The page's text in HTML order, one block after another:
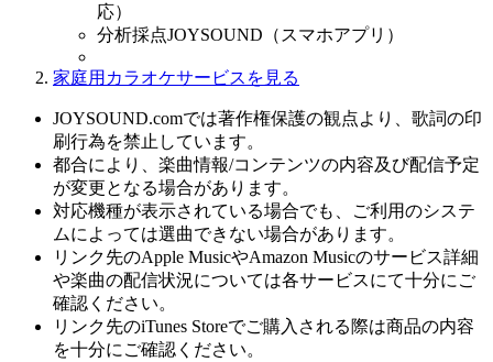
応）
分析採点JOYSOUND（スマホアプリ）
家庭用カラオケサービスを見る
JOYSOUND.comでは著作権保護の観点より、歌詞の印
刷行為を禁止しています。
都合により、楽曲情報/コンテンツの内容及び配信予定
が変更となる場合があります。
対応機種が表示されている場合でも、ご利用のシステ
ムによっては選曲できない場合があります。
リンク先のApple MusicやAmazon Musicのサービス詳細
や楽曲の配信状況については各サービスにて十分にご
確認ください。
リンク先のiTunes Storeでご購入される際は商品の内容
を十分にご確認ください。